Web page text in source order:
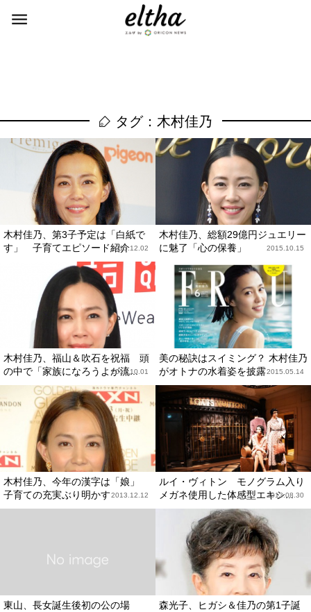
タグ：木村佳乃
木村佳乃、第3子予定は「白紙で
す」 子育てエピソード紹介2015.12.02
木村佳乃、総額29億円ジュエリー
に魅了「心の保養」
2015.10.15
木村佳乃、福山＆吹石を祝福 頭
の中で「家族になろうよが流...
2015.10.01
美の秘訣はスイミング？ 木村佳乃
がオトナの水着姿を披露2015.05.14
木村佳乃、今年の漢字は「娘」
子育ての充実ぶり明かす2013.12.12
ルイ・ヴィトン モノグラム入り
メガネ使用した体感型エキシ...
2013.08.30
東山、長女誕生後初の公の場
森光子、ヒガシ＆佳乃の第1子誕